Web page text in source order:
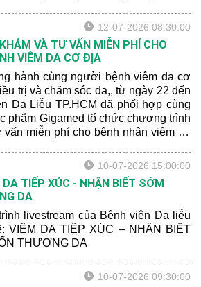
12-07-2026 08:30:00
VÀ TƯ VẤN MIỄN PHÍ CHO
VIÊM DA CƠ ĐỊA
hành cùng người bệnh viêm da cơ
trị và chăm sóc da,, từ ngày 22 đến
Da Liễu TP.HCM đã phối hợp cùng
phẩm Gigamed tổ chức chương trình
vấn miễn phí cho bệnh nhân viêm da
10-07-2026 15:00:00
TIẾP XÚC - NHẬN BIẾT SỚM
DA
livestream của Bệnh viện Da liễu
VIÊM DA TIẾP XÚC – NHẬN BIẾT
THƯƠNG DA
10-07-2026 09:30:00